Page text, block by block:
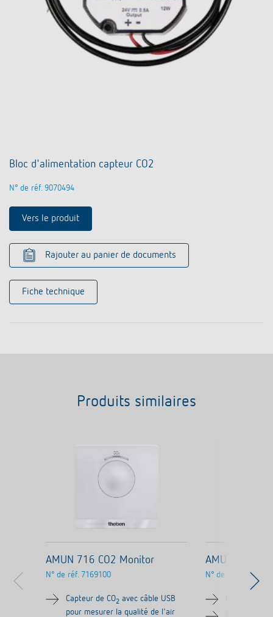
Bloc d'alimentation capteur CO2
N° de réf. 9070494
Vers le produit
Rajouter au panier de documents
Fiche technique
Produits similaires
AMUN 716 CO2 Monitor
N° de réf. 7169100
Capteur de CO2 avec câble USB
pour mesurer la qualité de l'air
AMUN 716 SR
N° de réf. 7160110